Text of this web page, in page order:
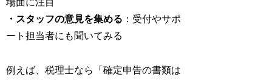
・スタッフの意見を集める ：受付やサポ
ート担当者にも聞いてみる
例えば、税理士なら「確定申告の書類は